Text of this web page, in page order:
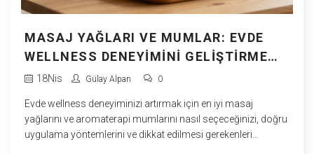
MASAJ YAĞLARI VE MUMLAR: EVDE
WELLNESS DENEYIMINI GELIŞTIRME
REHBERI
18Nis Gülay Alpan 0
Evde wellness deneyiminizi artırmak için en iyi masaj
yağlarını ve aromaterapi mumlarını nasıl seçeceğinizi, doğru
uygulama yöntemlerini ve dikkat edilmesi gerekenleri